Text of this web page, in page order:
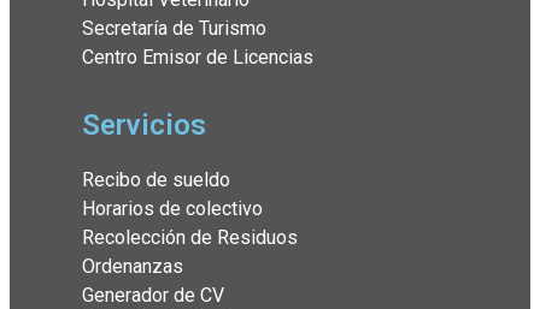
Secretaría de Turismo
Centro Emisor de Licencias
Servicios
Recibo de sueldo
Horarios de colectivo
Recolección de Residuos
Ordenanzas
Generador de CV